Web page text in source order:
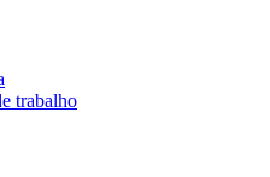
trabalho